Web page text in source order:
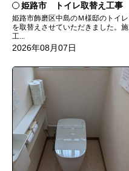
姫路市 トイレ取替え工事
姫路市飾磨区中島のＭ様邸のトイレ
を取替えさせていただきました。施
工...
2026年08月07日